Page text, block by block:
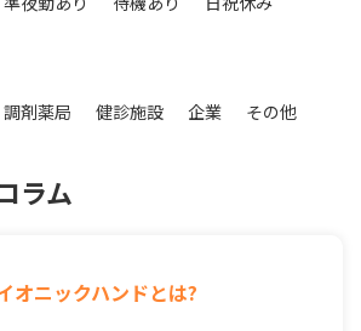
調剤薬局 健診施設 企業 その他
ラム
オニックハンドとは?